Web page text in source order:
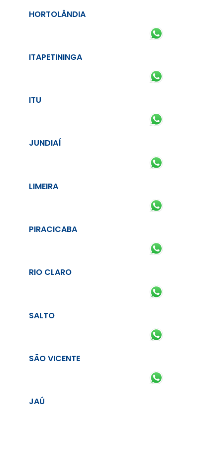
HORTOLÂNDIA
ITAPETININGA
ITU
JUNDIAÍ
LIMEIRA
PIRACICABA
RIO CLARO
SALTO
SÃO VICENTE
JAÚ